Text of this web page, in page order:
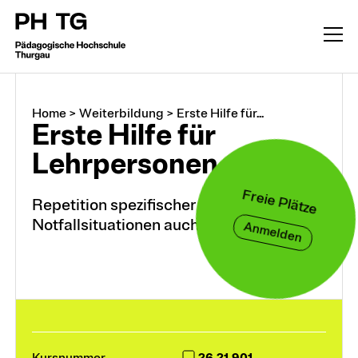
Home> Weiterbildung > Erste Hilfe für...
Erste Hilfe für
Lehrpersonen
Repetition spezifischer
Notfallsituationen auch im Sport
Freie Plätze
Anmelden